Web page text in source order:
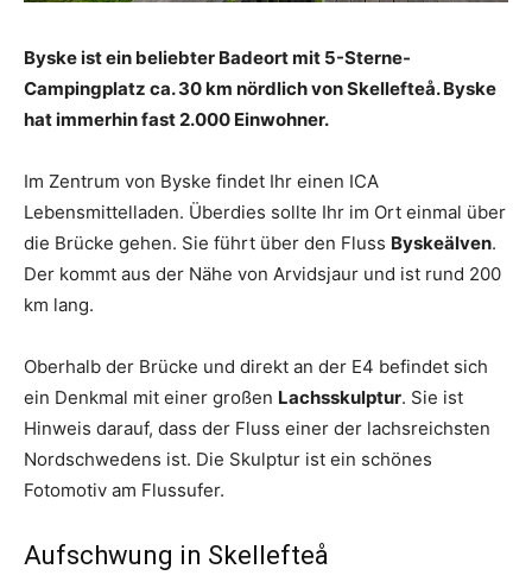
Byske ist ein beliebter Badeort mit 5-Sterne-
Campingplatz ca. 30 km nördlich von Skellefteå. Byske
hat immerhin fast 2.000 Einwohner.
Im Zentrum von Byske findet Ihr einen ICA
Lebensmittelladen. Überdies sollte Ihr im Ort einmal über
die Brücke gehen. Sie führt über den Fluss Byskeälven.
Der kommt aus der Nähe von Arvidsjaur und ist rund 200
km lang.
Oberhalb der Brücke und direkt an der E4 befindet sich
ein Denkmal mit einer großen Lachsskulptur. Sie ist
Hinweis darauf, dass der Fluss einer der lachsreichsten
Nordschwedens ist. Die Skulptur ist ein schönes
Fotomotiv am Flussufer.
Aufschwung in Skellefteå